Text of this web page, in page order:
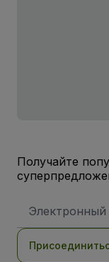
Получайте
электронной